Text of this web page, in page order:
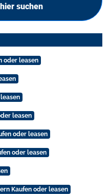
suchen
oder leasen
leasen
oder leasen
oder leasen
Kaufen oder leasen